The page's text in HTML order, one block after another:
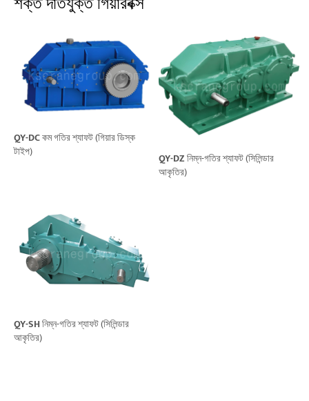
QY-DCকম গতির শ্যাফট (গিয়ার ডিস্ক
টাইপ)
QY-DZনিম্ন-গতির শ্যাফট (সিলিন্ডার
আকৃতির)
QY-SHনিম্ন-গতির শ্যাফট (সিলিন্ডার
আকৃতির)